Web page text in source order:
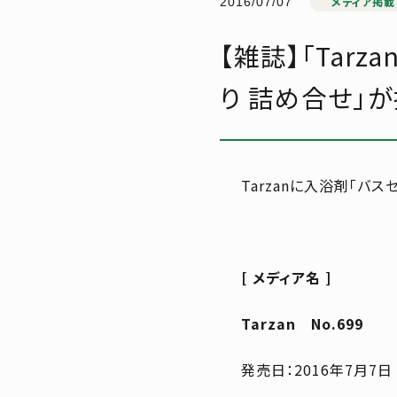
【雑誌】「
り 詰め合せ」
Tarzanに入浴剤「バス
[ メディア名 ]
Tarzan No.699
発売日：2016年7月7日